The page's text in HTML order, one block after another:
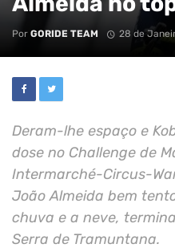
Por GORIDE TEAM 28 de
Deram-lhe espaço e
dose no Challenge de
Intermarché-Circus-
João Almeida bem
chuva e a neve,
Serra de Tramuntana.